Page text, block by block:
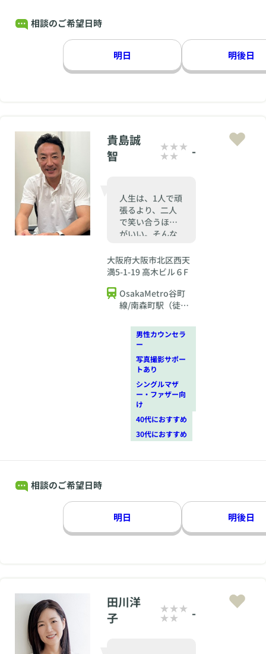
相談のご希望日時
明日 明後日
貴島誠
智
人生は、1人で頑
張るより、二人
で笑い合うほう
がいい。そんな
に見つけましょ
う♪
-
大阪府大阪市北区西天
満5-1-19 高木ビル６F
OsakaMetro谷町
線/南森町駅（徒歩2
阪天満宮駅（徒歩3
男性カウンセラ
ー
写真撮影サポー
トあり
シングルマザ
ー・ファザー向
け
40代におすすめ
30代におすすめ
相談のご希望日時
明日 明後日
田川洋
子
-